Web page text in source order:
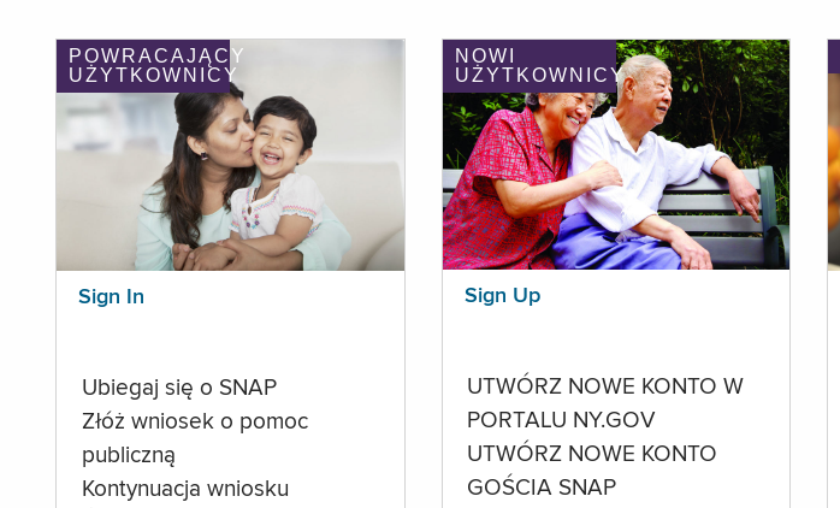
POWRACAJĄCY
UŻYTKOWNICY
Sign In
Ubiegaj się o SNAP
Złóż wniosek o pomoc
publiczną
Kontynuacja wniosku
NOWI
UŻYTKOWNICY
Sign Up
UTWÓRZ NOWE KONTO W
PORTALU NY.GOV
UTWÓRZ NOWE KONTO
GOŚCIA SNAP